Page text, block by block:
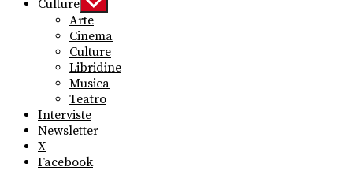
Culture Show
sub
menu
Arte
Cinema
Culture
Libridine
Musica
Teatro
Interviste
Newsletter
X
Facebook